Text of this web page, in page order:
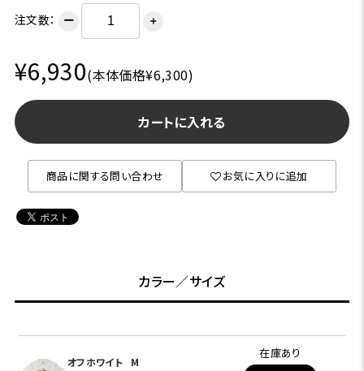
注文数： ー ＋
¥6,930(本体価格¥6,300)
カートに入れる
商品に関する問い合わせ お気に入りに追加
カラー／サイズ
オフホワイト
M
在庫あり